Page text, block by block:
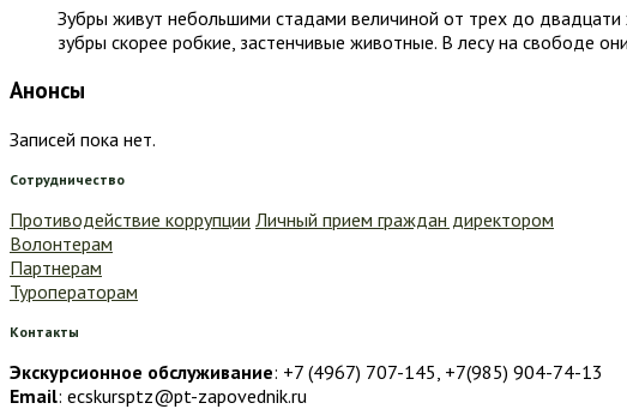
Зубры живут небольшими стадами величиной от трех до
зубры скорее робкие, застенчивые животные. В лесу на свободе
Анонсы
Записей пока нет.
Сотрудничество
Противодействие коррупции Личный прием граждан директором
Волонтерам
Партнерам
Туроператорам
Контакты
Экскурсионное обслуживание: +7 (4967) 707-145, +7(985) 904-74-13
Email: ecskursptz@pt-zapovednik.ru